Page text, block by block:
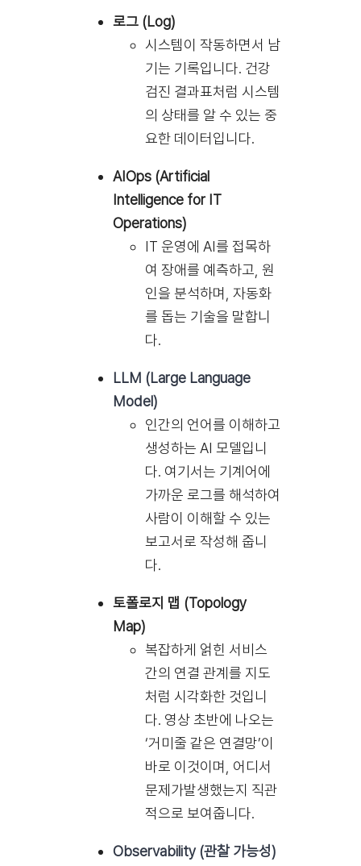
로그 (Log)
시스템이 작동하면서 남
기는 기록입니다. 건강
검진 결과표처럼 시스템
의 상태를 알 수 있는 중
요한 데이터입니다.
AIOps (Artificial
Intelligence for IT
Operations)
IT 운영에 AI를 접목하
여 장애를 예측하고, 원
인을 분석하며, 자동화
를 돕는 기술을 말합니
다.
LLM (Large Language
Model)
인간의 언어를 이해하고
생성하는 AI 모델입니
다. 여기서는 기계어에
가까운 로그를 해석하여
사람이 이해할 수 있는
보고서로 작성해 줍니
다.
토폴로지 맵 (Topology
Map)
복잡하게 얽힌 서비스
간의 연결 관계를 지도
처럼 시각화한 것입니
다. 영상 초반에 나오는
‘거미줄 같은 연결망’이
바로 이것이며, 어디서
문제가발생했는지 직관
적으로 보여줍니다.
Observability (관찰 가능성)